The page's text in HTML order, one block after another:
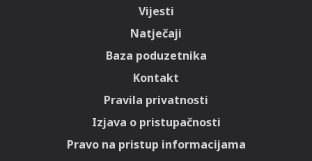
Vijesti
Natječaji
Baza poduzetnika
Kontakt
Pravila privatnosti
Izjava o pristupačnosti
Pravo na pristup informacijama